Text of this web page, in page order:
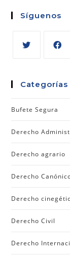
Síguenos
Categorías
Bufete Segura
Derecho
Derecho agrario
Derecho
Derecho
Derecho Civil
Derecho